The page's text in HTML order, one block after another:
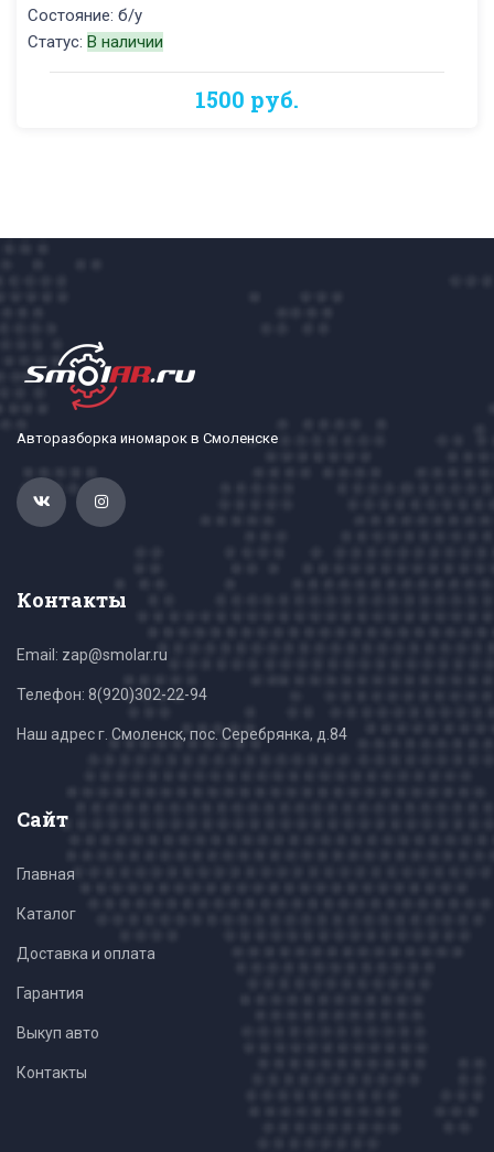
Состояние: б/у
Статус: В наличии
1500 руб.
Авторазборка иномарок в Смоленске
Контакты
Email: zap@smolar.ru
Телефон: 8(920)302-22-94
Наш адрес г. Смоленск, пос. Серебрянка, д.84
Сайт
Главная
Каталог
Доставка и оплата
Гарантия
Выкуп авто
Контакты